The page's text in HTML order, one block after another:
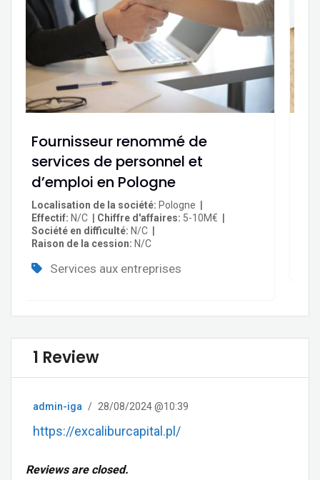
Fournisseur renommé de
services de personnel et
d’emploi en Pologne
Localisation de la société Pologne
Effectif N/C Chiffre d'affaires 5-10M€
Société en difficulté N/C
Raison de la cession
N/C
Services aux entreprises
1 Review
admin-iga / 28/08/2024 @10:39
https://excaliburcapital.pl/
Reviews are closed.